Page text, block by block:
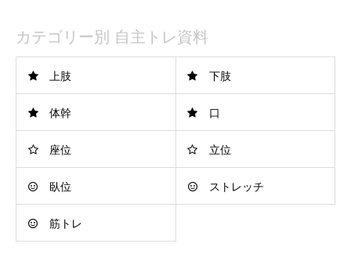
カテゴリー別 自主トレ資料
上肢 下肢
体幹 口
座位 立位
臥位 ストレッチ
筋トレ